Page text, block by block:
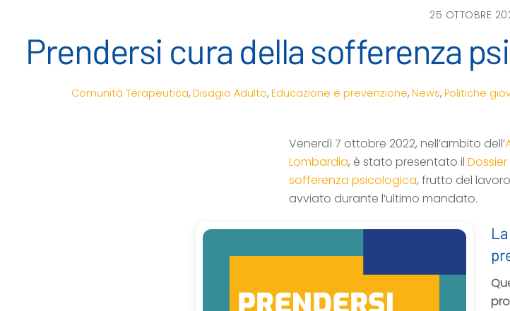
25 OTTOBRE
Prendersi cura della sofferenza
Comunità Terapeutica, Disagio Adulto, Educazione e prevenzione, News, Politiche
Venerdì 7 ottobre 2022, nell’ambito dell’
Lombardia, è stato presentato il
sofferenza psicologica, frutto del
avviato durante l’ultimo mandato.